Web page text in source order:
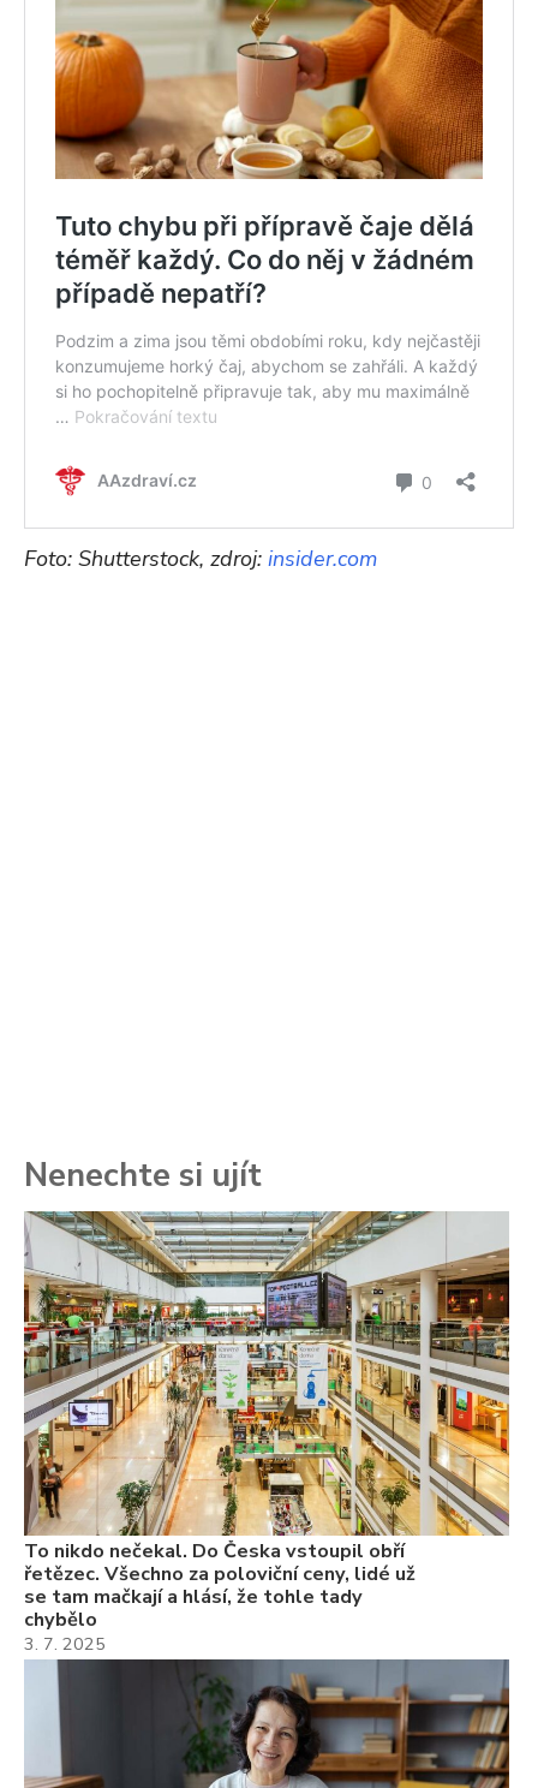
Foto: Shutterstock, zdroj: insider.com
Nenechte si ujít
To nikdo nečekal. Do Česka vstoupil obří
řetězec. Všechno za poloviční ceny, lidé už
se tam mačkají a hlásí, že tohle tady
chybělo
3. 7. 2025